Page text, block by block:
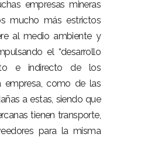
empresas mineras
mucho más estrictos
al medio ambiente y
el “desarrollo
e indirecto de los
empresa, como de las
a estas, siendo que
tienen transporte,
para la misma